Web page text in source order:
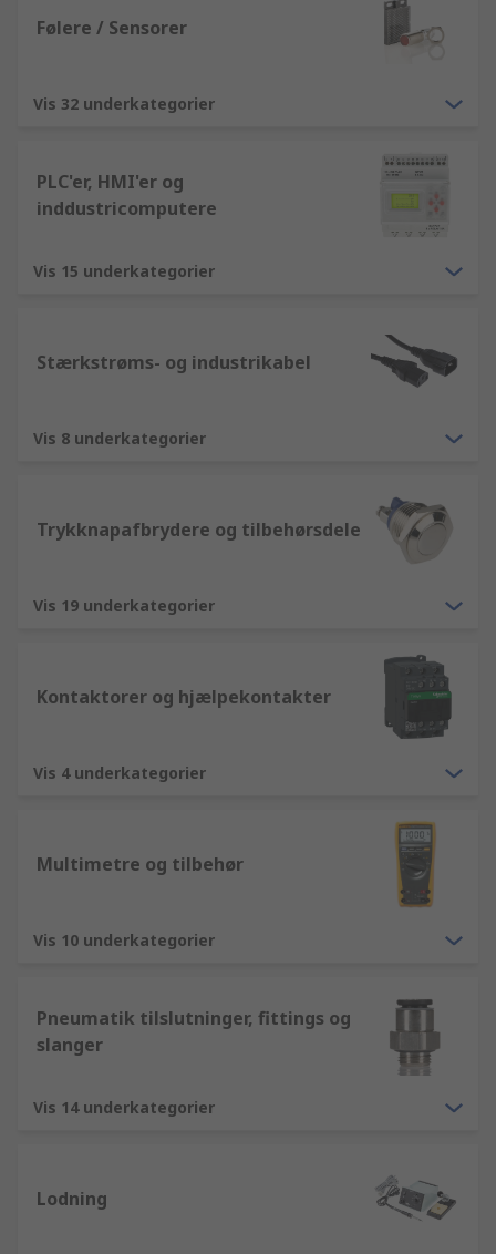
Følere / Sensorer
Vis 32 underkategorier
PLC'er, HMI'er og
inddustricomputere
Vis 15 underkategorier
Stærkstrøms- og industrikabel
Vis 8 underkategorier
Trykknapafbrydere og tilbehørsdele
Vis 19 underkategorier
Kontaktorer og hjælpekontakter
Vis 4 underkategorier
Multimetre og tilbehør
Vis 10 underkategorier
Pneumatik tilslutninger, fittings og
slanger
Vis 14 underkategorier
Lodning